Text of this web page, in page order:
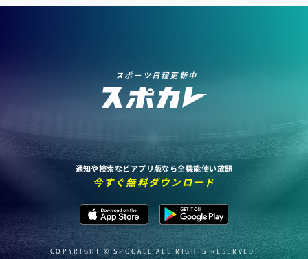
スポーツ日程更新中
通知や検索などアプリ版なら全機能使い放題
今すぐ無料ダウンロード
COPYRIGHT © SPOCALE ALL RIGHTS RESERVED.